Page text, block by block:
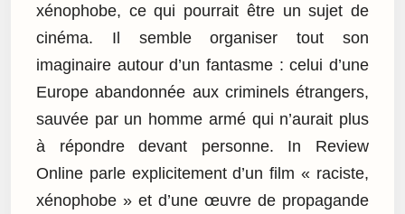
xénophobe, ce qui pourrait être un sujet de
cinéma. Il semble organiser tout son
imaginaire autour d’un fantasme : celui d’une
Europe abandonnée aux criminels étrangers,
sauvée par un homme armé qui n’aurait plus
à répondre devant personne. In Review
Online parle explicitement d’un film « raciste,
xénophobe » et d’une œuvre de propagande